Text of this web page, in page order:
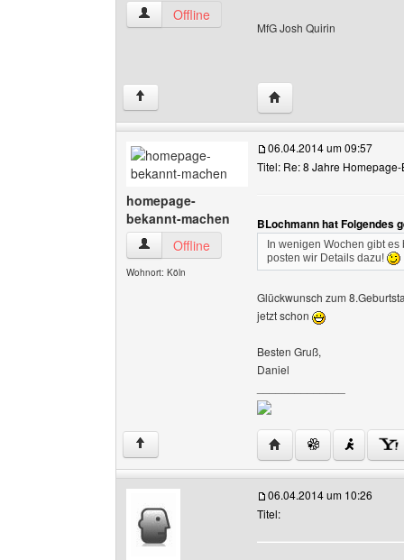
derelektroniker Benutzer-Profile anzeigen
Offline
MfG Josh Quirin
↑ Website dieses
homepage-
bekannt-machen
homepage-bekannt-machen Benutzer-Profile
Offline
Wohnort: Köln
06.04.2014 um 09:57
Titel: Re: 8 Jahre
BLochmann hat Folgendes
In wenigen Wochen gibt
posten wir Details dazu!
Glückwunsch zum
jetzt schon
Besten Gruß,
Daniel
↑ Website dieses
06.04.2014 um 10:26
Titel: